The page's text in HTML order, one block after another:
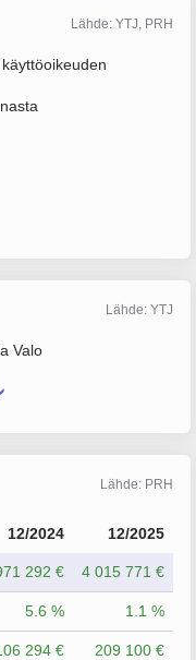
Lähde: YTJ, PRH
Lähde: YTJ
Valo
Lähde: PRH
12/2024 12/2025
292 € 4 015 771 €
5.6 % 1.1 %
294 € 209 100 €